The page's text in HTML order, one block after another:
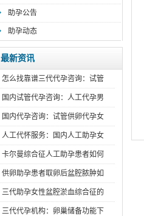
助孕公告
助孕动态
最新资讯
怎么找靠谱三代代孕咨询：试管
国内试管代孕咨询：人工代孕男
国内代孕咨询：试管供卵代孕女
人工代怀服务：国内人工助孕女
卡尔曼综合征人工助孕患者如何
供卵助孕患者取卵后盆腔脓肿如
三代助孕女性盆腔淤血综合征的
三代代孕机构：卵巢储备功能下